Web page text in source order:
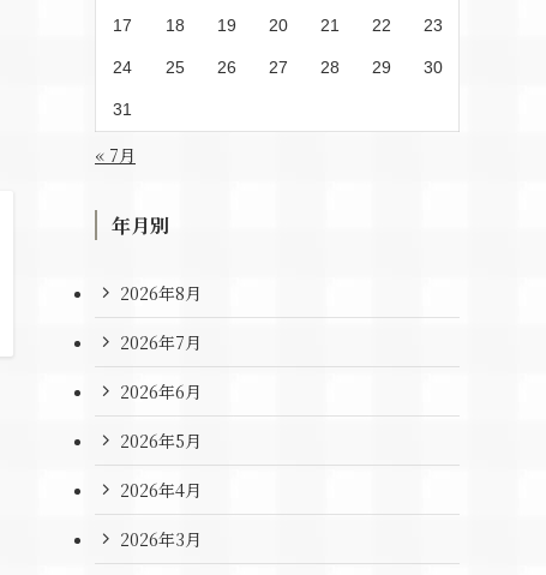
17 18 19 20 21 22 23
24 25 26 27 28 29 30
31
« 7月
年月別
2026年8月
2026年7月
2026年6月
2026年5月
2026年4月
2026年3月